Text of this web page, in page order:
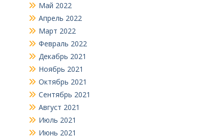
Май 2022
Апрель 2022
Март 2022
Февраль 2022
Декабрь 2021
Ноябрь 2021
Октябрь 2021
Сентябрь 2021
Август 2021
Июль 2021
Июнь 2021